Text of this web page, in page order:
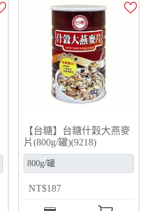
【台糖】台糖什穀大燕麥
片(800g/罐)(9218)
NT$187